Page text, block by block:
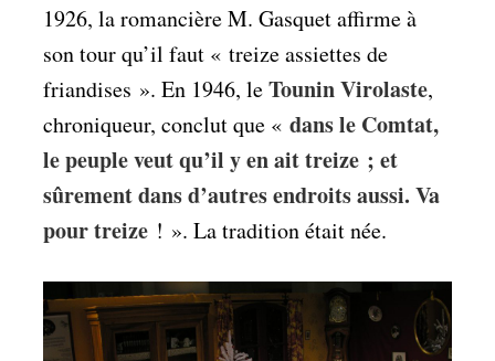
1926, la romancière M. Gasquet affirme à
son tour qu’il faut « treize assiettes de
friandises ». En 1946, leTounin Virolaste,
chroniqueur, conclut que « dans le Comtat,
le peuple veut qu’il y en ait treize ; et
sûrement dans d’autres endroits aussi. Va
pour treize ! ». La tradition était née.